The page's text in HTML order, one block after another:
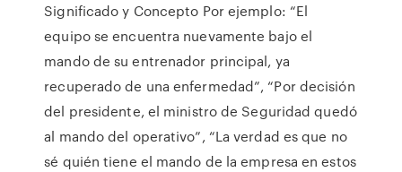
Significado y Concepto Por ejemplo: “El
equipo se encuentra nuevamente bajo el
mando de su entrenador principal, ya
recuperado de una enfermedad”, “Por decisión
del presidente, el ministro de Seguridad quedó
al mando del operativo”, “La verdad es que no
sé quién tiene el mando de la empresa en estos